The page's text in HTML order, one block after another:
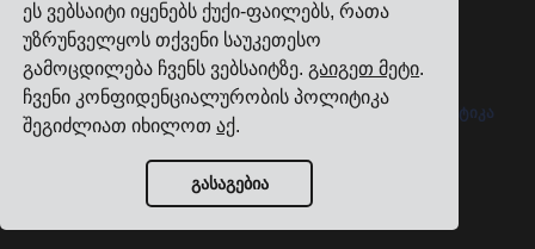
ეს ვებსაიტი იყენებს ქუქი-ფაილებს, რათა
უზრუნველყოს თქვენი საუკეთესო
გამოცდილება ჩვენს ვებსაიტზე. გაიგეთ მეტი.
ჩვენი კონფიდენციალურობის პოლიტიკა
შეგიძლიათ იხილოთაქ.
გასაგებია
სათაო ოფისი: Pärnu mnt. 141, 11314 ტალინი, ესტონეთი
+372 5555 0028 · hello@cargoson.com
მომსახურების პირობები |კონფიდენციალურობის პოლიტიკა
|ქუქი-ფაილების პოლიტიკა